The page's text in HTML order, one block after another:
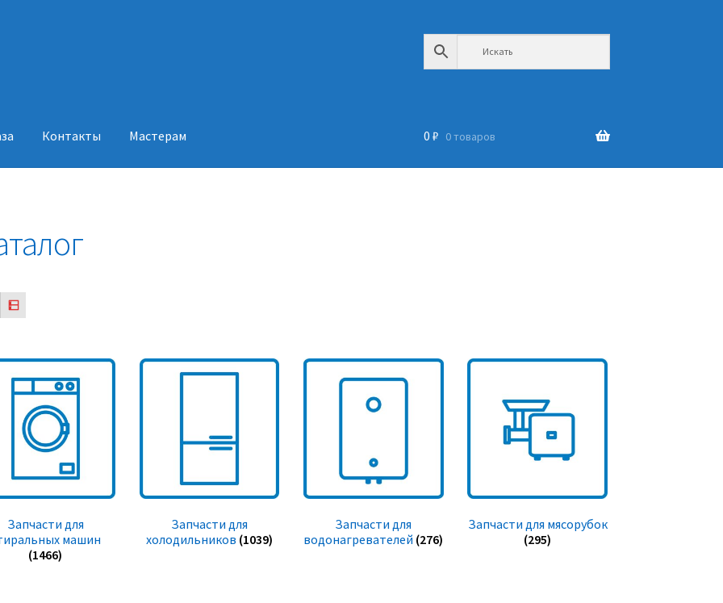
Контакты Мастерам 0 ₽ 0 товаров
Запчасти для
машин
(1466)
Запчасти для
холодильников (1039)
Запчасти для
водонагревателей (276)
Запчасти для мясорубок
(295)